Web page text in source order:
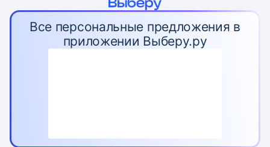
Все персональные предложения в
приложении Выберу.ру